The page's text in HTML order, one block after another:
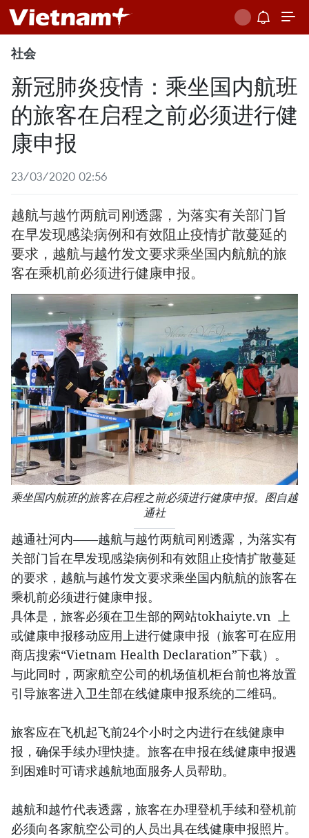
社会
新冠肺炎疫情：乘坐国内航班
的旅客在启程之前必须进行健
康申报
23/03/2020 02:56
越航与越竹两航司刚透露，为落实有关部门旨
在早发现感染病例和有效阻止疫情扩散蔓延的
要求，越航与越竹发文要求乘坐国内航航的旅
客在乘机前必须进行健康申报。
乘坐国内航班的旅客在启程之前必须进行健康申报。图自越
通社
越通社河内——越航与越竹两航司刚透露，为落实有
关部门旨在早发现感染病例和有效阻止疫情扩散蔓延
的要求，越航与越竹发文要求乘坐国内航航的旅客在
乘机前必须进行健康申报。
具体是，旅客必须在卫生部的网站tokhaiyte.vn 上
或健康申报移动应用上进行健康申报（旅客可在应用
商店搜索“Vietnam Health Declaration”下载）。
与此同时，两家航空公司的机场值机柜台前也将放置
引导旅客进入卫生部在线健康申报系统的二维码。
旅客应在飞机起飞前24个小时之内进行在线健康申
报，确保手续办理快捷。旅客在申报在线健康申报遇
到困难时可请求越航地面服务人员帮助。
越航和越竹代表透露，旅客在办理登机手续和登机前
必须向各家航空公司的人员出具在线健康申报照片。